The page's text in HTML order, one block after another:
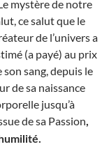
mystère de notre
ce salut que le
de l’univers a
(a payé) au prix
son sang, depuis le
de sa naissance
jusqu’à
de sa Passion,